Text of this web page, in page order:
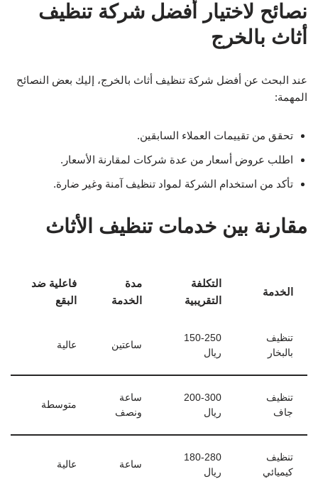
نصائح لاختيار أفضل شركة تنظيف
أثاث بالخرج
عند البحث عن أفضل شركة تنظيف أثاث بالخرج، إليك بعض النصائح
المهمة:
تحقق من تقييمات العملاء السابقين.
اطلب عروض أسعار من عدة شركات لمقارنة الأسعار.
تأكد من استخدام الشركة لمواد تنظيف آمنة وغير ضارة.
مقارنة بين خدمات تنظيف الأثاث
الخدمة
التكلفة
التقريبية
مدة
الخدمة
فاعلية ضد
البقع
تنظيف
بالبخار
150-250
ريال
ساعتين عالية
تنظيف
جاف
200-300
ريال
ساعة
ونصف
متوسطة
تنظيف
كيميائي
180-280
ريال
ساعة عالية